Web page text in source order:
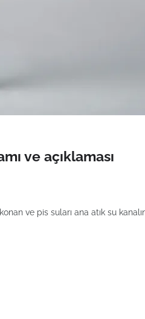
ve açıklaması
ve pis suları ana atık su